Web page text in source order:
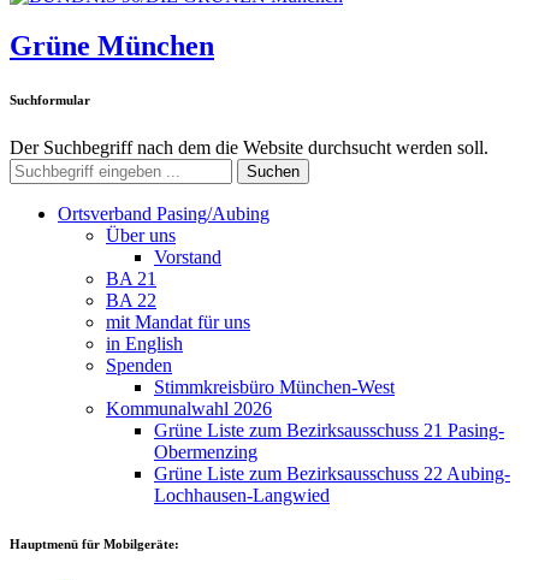
Grüne München
Suchformular
Der Suchbegriff nach dem die Website durchsucht werden soll.
Suchen
Ortsverband Pasing/Aubing
Über uns
Vorstand
BA 21
BA 22
mit Mandat für uns
in English
Spenden
Stimmkreisbüro München-West
Kommunalwahl 2026
Grüne Liste zum Bezirksausschuss 21 Pasing-
Obermenzing
Grüne Liste zum Bezirksausschuss 22 Aubing-
Lochhausen-Langwied
Hauptmenü für Mobilgeräte: